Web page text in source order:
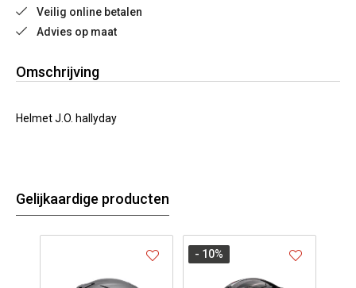
Veilig online betalen
Advies op maat
Omschrijving
Helmet J.O. hallyday
Gelijkaardige producten
- 10%